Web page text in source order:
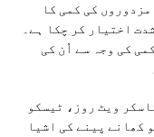
کی کمی کا
اختیار کر چکا ہے۔
کی وجہ سے اُن کی
ویٹ روز، ٹیسکو
کھانے پینے کی اشیا